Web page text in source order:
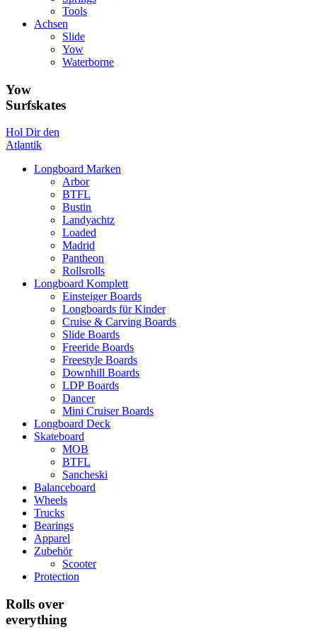
Tools
Achsen
Slide
Yow
Waterborne
Yow
Surfskates
Hol Dir den
Atlantik
Longboard Marken
Arbor
BTFL
Bustin
Landyachtz
Loaded
Madrid
Pantheon
Rollsrolls
Longboard Komplett
Einsteiger Boards
Longboards für Kinder
Cruise & Carving Boards
Slide Boards
Freeride Boards
Freestyle Boards
Downhill Boards
LDP Boards
Dancer
Mini Cruiser Boards
Longboard Deck
Skateboard
MOB
BTFL
Sancheski
Balanceboard
Wheels
Trucks
Bearings
Apparel
Zubehör
Scooter
Protection
Rolls over
everything